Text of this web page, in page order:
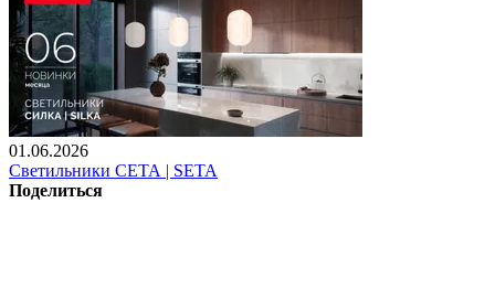
01.06.2026
Светильники СЕТА | SETA
Поделиться